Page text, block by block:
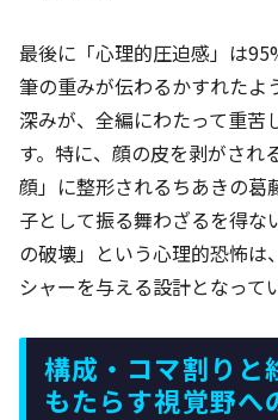
最後に「心理的圧迫感」は
筆の重みが伝わるかすれたよ
深みが、全編にわたって重苦
す。特に、顔の皮を剥がされ
顔」に整形されるちあきの葛
子として振る舞わざるを得
の破壊」という心理的恐怖は
シャーを与える設計となって
構成・コマ割りと
もたらす視覚野へ